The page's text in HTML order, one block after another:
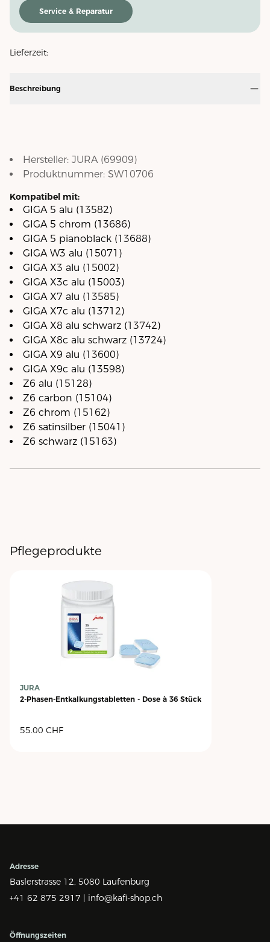
Service & Reparatur
Lieferzeit:
Beschreibung
Hersteller: JURA(69909)
Produktnummer: SW10706
Kompatibel mit:
GIGA 5 alu (13582)
GIGA 5 chrom (13686)
GIGA 5 pianoblack (13688)
GIGA W3 alu (15071)
GIGA X3 alu (15002)
GIGA X3c alu (15003)
GIGA X7 alu (13585)
GIGA X7c alu (13712)
GIGA X8 alu schwarz (13742)
GIGA X8c alu schwarz (13724)
GIGA X9 alu (13600)
GIGA X9c alu (13598)
Z6 alu (15128)
Z6 carbon (15104)
Z6 chrom (15162)
Z6 satinsilber (15041)
Z6 schwarz (15163)
Pflegeprodukte
JURA
2-Phasen-Entkalkungstabletten - Dose à 36 Stück
55.00 CHF
Adresse
Baslerstrasse 12, 5080 Laufenburg
+41 62 875 2917 | info@kafi-shop.ch
Öffnungszeiten